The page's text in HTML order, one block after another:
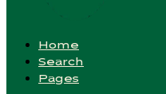
Home
Search
Pages